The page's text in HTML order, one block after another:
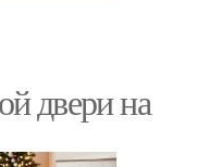
двери на